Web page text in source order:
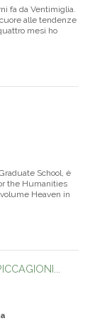
fa da Ventimiglia.
alle tendenze
mesi ho
School, è
the Humanities
Heaven in